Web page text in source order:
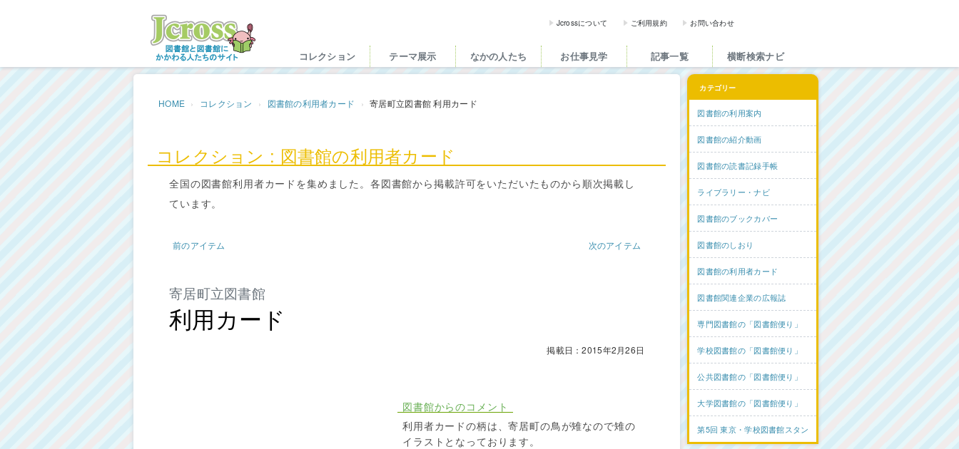
Jcross（ジェイクロス）| 図書館と図書館にかかわる人た
Jcrossについて ご利用規約 お問い合わせ
コレクション テーマ展示 なかの人たち お仕事見学 記事一覧 横断検索ナビ
HOME コレクション 図書館の利用者カード 寄居町立図書館 利用カード
コレクション : 図書館の利用者カード
全国の図書館利用者カードを集めました。各図書館から掲載許可をいただいたものから順次掲載し
ています。
前のアイテム 次のアイテム
寄居町立図書館
利用カード
掲載日：2015年2月26日
図書館からのコメント
利用者カードの柄は、寄居町の鳥が雉なので雉の
イラストとなっております。
カテゴリー
図書館の利用案内
図書館の紹介動画
図書館の読書記録手帳
ライブラリー・ナビ
図書館のブックカバー
図書館のしおり
図書館の利用者カード
図書館関連企業の広報誌
専門図書館の「図書館便り」
学校図書館の「図書館便り」
公共図書館の「図書館便り」
大学図書館の「図書館便り」
第5回 東京・学校図書館スタンプラリー